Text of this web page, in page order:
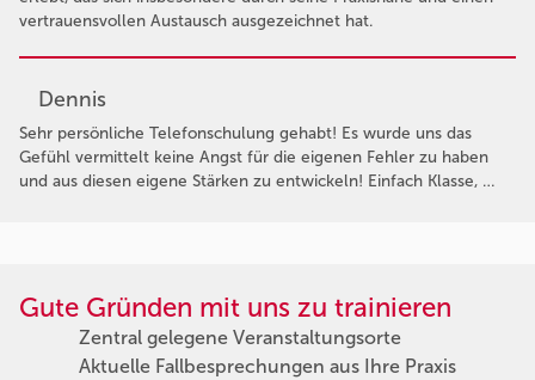
vertrauensvollen Austausch ausgezeichnet hat.
Dennis
Sehr persönliche Telefonschulung gehabt! Es wurde uns das
Gefühl vermittelt keine Angst für die eigenen Fehler zu haben
und aus diesen eigene Stärken zu entwickeln! Einfach Klasse, …
Gute Gründen mit uns zu trainieren
Zentral gelegene Veranstaltungsorte
Aktuelle Fallbesprechungen aus Ihre Praxis